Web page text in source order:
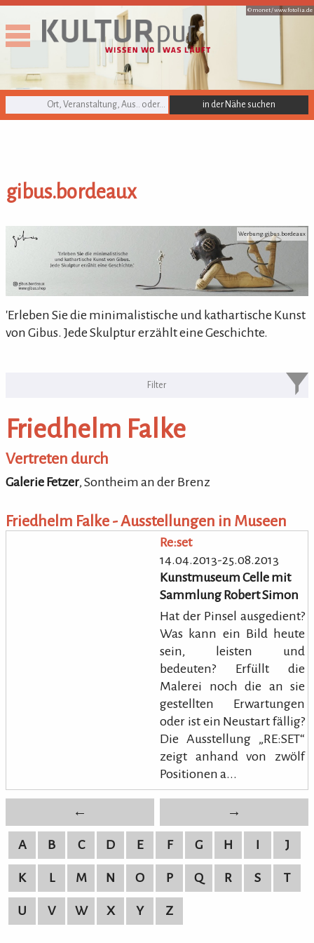
© monet /www.fotolia.de
KULTURpur Suche
gibus.bordeaux
gibus.bordeaux Werbung: gibus.bordeaux
'Erleben Sie die minimalistische und kathartische Kunst
von Gibus. Jede Skulptur erzählt eine Geschichte.
KULTURpur Bildende Künstler von
Friedhelm Falke
bildende Künstler von A-Z
Vertreten durch
Galerie Fetzer, Sontheim an der Brenz
Friedhelm Falke - Ausstellungen in Museen
Re:set
14.04.2013-25.08.2013
Kunstmuseum Celle mit
Sammlung Robert Simon
Hat der Pinsel ausgedient?
Was kann ein Bild heute
sein, leisten und
bedeuten? Erfüllt die
Malerei noch die an sie
gestellten Erwartungen
oder ist ein Neustart fällig?
Die Ausstellung „RE:SET“
zeigt anhand von zwölf
Positionen a...
← →
A B C D E F G H I J
K L M N O P Q R S T
U V W X Y Z